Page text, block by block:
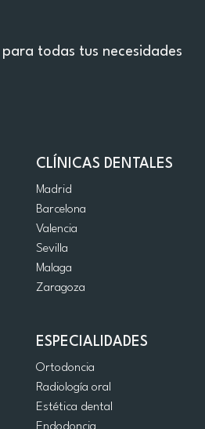
todas tus necesidades
CLÍNICAS DENTALES
Madrid
Barcelona
Valencia
Sevilla
Malaga
Zaragoza
ESPECIALIDADES
Ortodoncia
Radiología oral
Estética dental